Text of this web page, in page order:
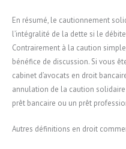
En résumé, le cautionnement
l’intégralité de la dette si le
Contrairement à la caution
bénéfice de discussion. Si vous
cabinet d’avocats en droit
annulation de la caution
prêt bancaire ou un prêt
Autres définitions en droit